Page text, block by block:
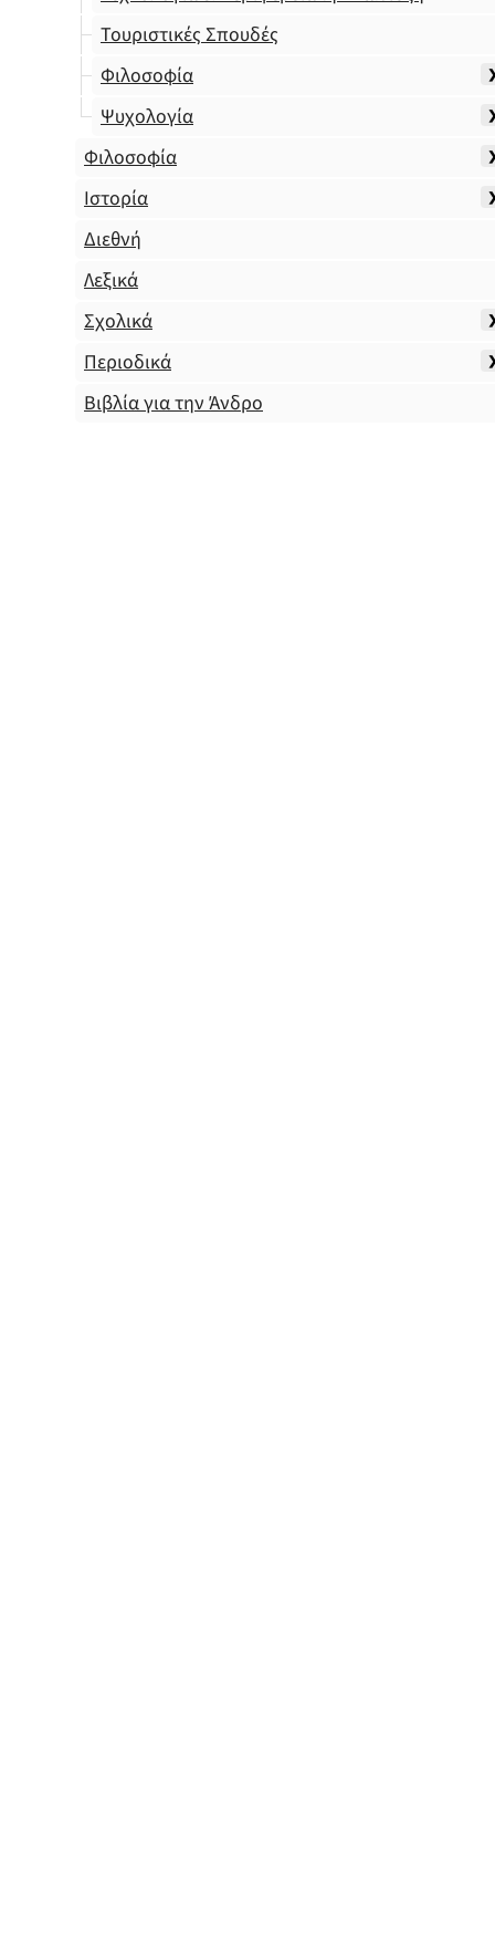
Τουριστικές Σπουδές
Φιλοσοφία
Ψυχολογία
Φιλοσοφία
Ιστορία
Διεθνή
Λεξικά
Σχολικά
Περιοδικά
Βιβλία για την Άνδρο